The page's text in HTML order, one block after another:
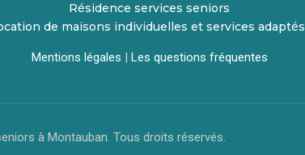
Résidence services seniors
de maisons individuelles et services adaptés
Mentions légales Les questions fréquentes
à Montauban. Tous droits réservés.